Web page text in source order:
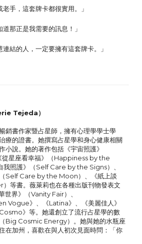
手，這套牌卡都很實用。」
那正是我需要的訊息！」
的人，一定要擁有這套牌卡。」
Tejeda）
書作家暨占星師，擁有心理學學士學
療的證書。她撰寫占星學和身心健康相關
小說。她的著作包括《宇宙照護》
從星座看幸福》（Happiness by the
我照護》（Self Care by the Signs）、
（Self Care by the Moon）、《紙上談
等書。薇萊莉也在各種出版刊物發表文
世界》（Vanity Fair）、
Vogue》、《Latina》、《美麗佳人》
》等。她還創立了流行占星學的數
Big Cosmic Energy）。她與她的水瓶座
在加州，喜歡在與人初次見面時問：「你